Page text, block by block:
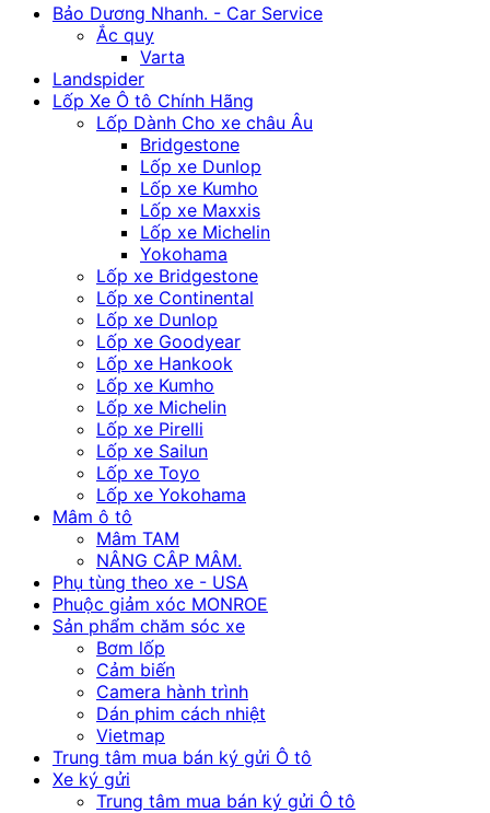
Bảo Dương Nhanh. - Car Service
Ắc quy
Varta
Landspider
Lốp Xe Ô tô Chính Hãng
Lốp Dành Cho xe châu Âu
Bridgestone
Lốp xe Dunlop
Lốp xe Kumho
Lốp xe Maxxis
Lốp xe Michelin
Yokohama
Lốp xe Bridgestone
Lốp xe Continental
Lốp xe Dunlop
Lốp xe Goodyear
Lốp xe Hankook
Lốp xe Kumho
Lốp xe Michelin
Lốp xe Pirelli
Lốp xe Sailun
Lốp xe Toyo
Lốp xe Yokohama
Mâm ô tô
Mâm TAM
NÂNG CÂP MÂM.
Phụ tùng theo xe - USA
Phuộc giảm xóc MONROE
Sản phẩm chăm sóc xe
Bơm lốp
Cảm biến
Camera hành trình
Dán phim cách nhiệt
Vietmap
Trung tâm mua bán ký gửi Ô tô
Xe ký gửi
Trung tâm mua bán ký gửi Ô tô